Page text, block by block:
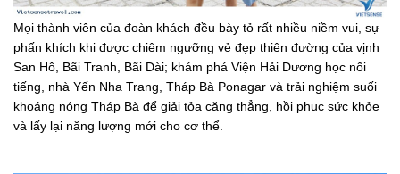
Mọi thành viên của đoàn khách đều bày tỏ rất nhiều niềm vui, sự
phấn khích khi được chiêm ngưỡng vẻ đẹp thiên đường của vịnh
San Hô, Bãi Tranh, Bãi Dài; khám phá Viện Hải Dương học nổi
tiếng, nhà Yến Nha Trang, Tháp Bà Ponagar và trải nghiệm suối
khoáng nóng Tháp Bà để giải tỏa căng thẳng, hồi phục sức khỏe
và lấy lại năng lượng mới cho cơ thể.